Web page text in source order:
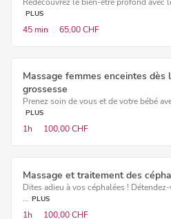
PLUS
45 min 65,00 CHF
Massage femmes enceintes dès
grossesse
Prenez soin de vous et de votre bébé
PLUS
1h 100,00 CHF
Massage et traitement des
Dites adieu à vos céphalées !
... PLUS
1h 100,00 CHF